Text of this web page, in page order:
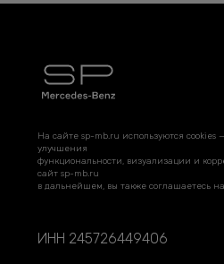
На сайте sp-mb.ru используются cookies
улучшения
функциональности, визуализации и
сайт sp-mb.ru
в дальнейшем, вы также соглашаетесь
ИНН 245726449406